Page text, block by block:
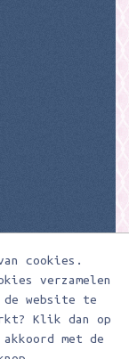
cookies.
verzamelen
de website te
Klik dan op
met de